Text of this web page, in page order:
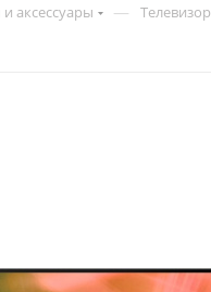
аксессуары —